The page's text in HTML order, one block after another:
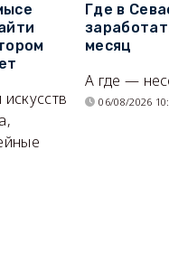
Где в
месяц
А где —
06/08/2026